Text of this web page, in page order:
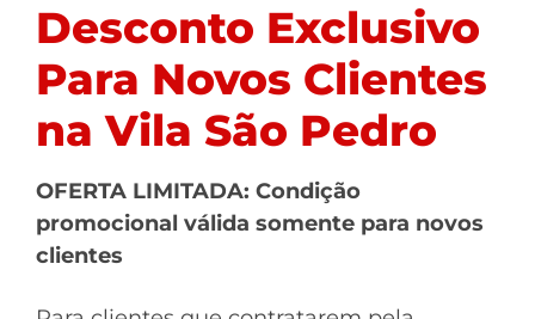
Desconto Exclusivo
Para Novos Clientes
na Vila São Pedro
OFERTA LIMITADA: Condição
promocional válida somente para novos
clientes